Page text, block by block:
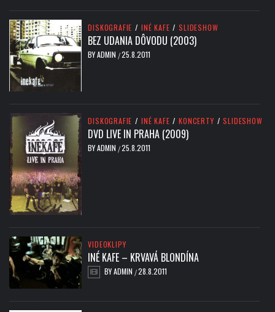
DISKOGRAFIE / INÉ KAFE / SLIDESHOW
BEZ UDANIA DÔVODU (2003)
BYADMIN /25.8.2011
DISKOGRAFIE / INÉ KAFE / KONCERTY / SLIDESHOW
DVD LIVE IN PRAHA (2009)
BYADMIN /25.8.2011
VIDEOKLIPY
INÉ KAFE – KRVAVÁ BLONDÍNA
BYADMIN /28.8.2011